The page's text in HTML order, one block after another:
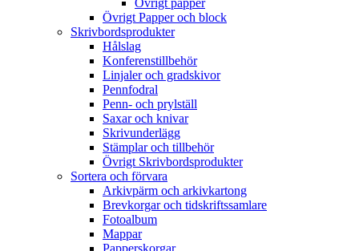
Övrigt papper
Övrigt Papper och block
Skrivbordsprodukter
Hålslag
Konferenstillbehör
Linjaler och gradskivor
Pennfodral
Penn- och prylställ
Saxar och knivar
Skrivunderlägg
Stämplar och tillbehör
Övrigt Skrivbordsprodukter
Sortera och förvara
Arkivpärm och arkivkartong
Brevkorgar och tidskriftssamlare
Fotoalbum
Mappar
Papperskorgar